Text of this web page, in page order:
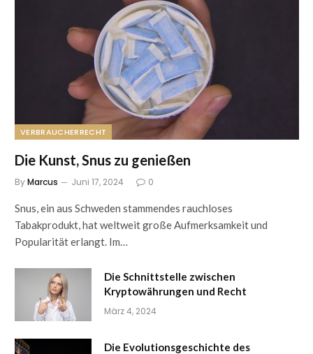
VERBRAUCHERRECHT
Die Kunst, Snus zu genießen
ByMarcus Juni 17, 2024 0
Snus, ein aus Schweden stammendes rauchloses
Tabakprodukt, hat weltweit große Aufmerksamkeit und
Popularität erlangt. Im…
Die Schnittstelle zwischen
Kryptowährungen und Recht
März 4, 2024
Die Evolutionsgeschichte des